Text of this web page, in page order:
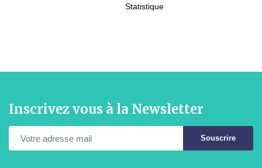
Statistique
Inscrivez vous à la Newsletter
Souscrire